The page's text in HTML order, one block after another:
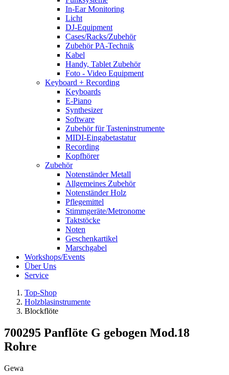
In-Ear Monitoring
Licht
DJ-Equipment
Cases/Racks/Zubehör
Zubehör PA-Technik
Kabel
Handy, Tablet Zubehör
Foto - Video Equipment
Keyboard + Recording
Keyboards
E-Piano
Synthesizer
Software
Zubehör für Tasteninstrumente
MIDI-Eingabetastatur
Recording
Kopfhörer
Zubehör
Notenständer Metall
Allgemeines Zubehör
Notenständer Holz
Pflegemittel
Stimmgeräte/Metronome
Taktstöcke
Noten
Geschenkartikel
Marschgabel
Workshops/Events
Über Uns
Service
Top-Shop
Holzblasinstrumente
Blockflöte
700295 Panflöte G gebogen Mod.18
Rohre
Gewa